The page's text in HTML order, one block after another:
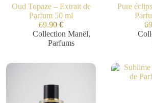
Oud Topaze – Extrait de
Parfum 50 ml
69.90€
Collection Manël,
Parfums
Pure